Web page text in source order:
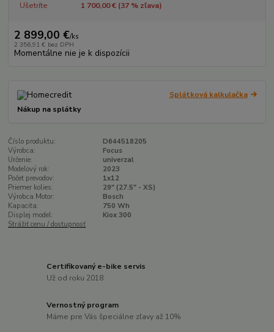
Ušetríte 1 700,00 € (37% zľava)
2 899,00 €/ks
2 356,91 € bez DPH
Momentálne nie je k dispozícii
Splátková kalkulačka
Nákup na splátky
Číslo produktu:
D644518205
Výrobca:
Focus
Určenie:
univerzal
Modelový rok:
2023
Počet prevodov:
1x12
Priemer kolies:
29" (27.5" - XS)
Výrobca Motor:
Bosch
Kapacita:
750 Wh
Displej model:
Kiox 300
Strážiť cenu / dostupnosť
Certifikovaný e-bike servis
Už od roku 2018
Vernostný program
Máme pre Vás špeciálne zľavy až 10%